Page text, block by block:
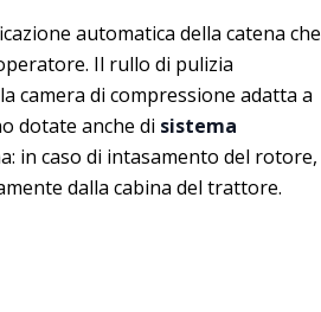
automatica della catena che
Il rullo di pulizia
camera di compressione adatta a
dotate anche di sistema
in caso di intasamento del rotore,
dalla cabina del trattore.